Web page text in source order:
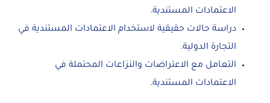
الاعتمادات المستندية.
دراسة حالات حقيقية لاستخدام الاعتمادات المستندية في
التجارة الدولية.
التعامل مع الاعتراضات والنزاعات المحتملة في
الاعتمادات المستندية.